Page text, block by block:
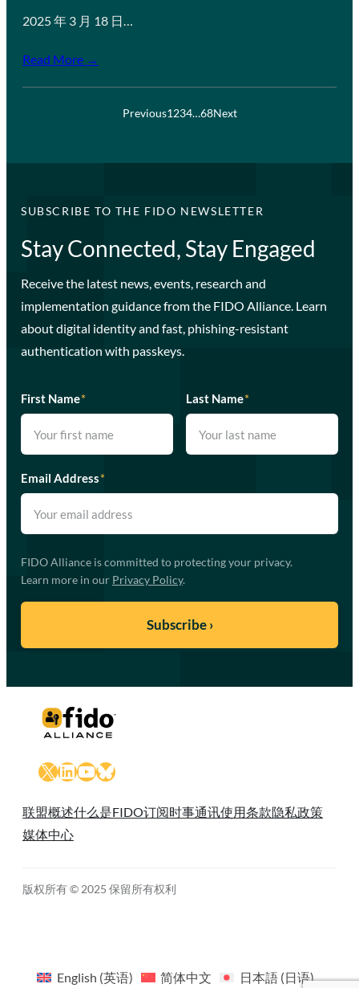
2025 年 3 月 18 日…
Read More →
Previous1234…68Next
SUBSCRIBE TO THE FIDO NEWSLETTER
Stay Connected, Stay Engaged
Receive the latest news, events, research and
implementation guidance from the FIDO Alliance. Learn
about digital identity and fast, phishing-resistant
authentication with passkeys.
First Name* Last Name*
Email Address*
FIDO Alliance is committed to protecting your privacy.
Learn more in our Privacy Policy.
X LinkedIn
YouTube
Bluesky
联盟概述什么是FIDO订阅时事通讯使用条款隐私政策
媒体中心
版权所有 © 2025 保留所有权利
English (英语) 简体中文 日本語(日语)